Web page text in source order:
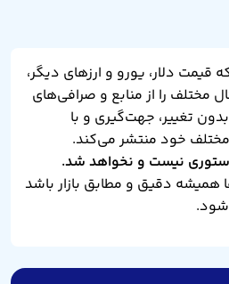
قیمت دلار، یورو و ارزهای دیگر،
مختلف را از منابع و صرافی‌های
تغییر، جهت‌گیری و با
خود منتشر می‌کند.
نیست و نخواهد شد.
دقیق و مطابق بازار باشد